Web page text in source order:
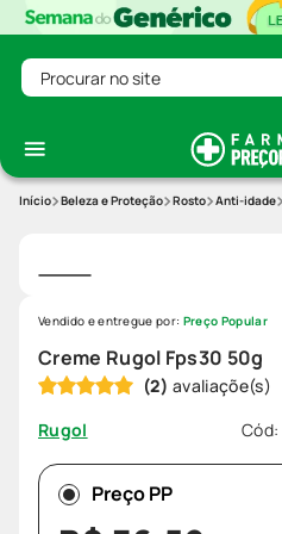
Procurar no site
Beleza e Proteção Rosto Anti-idade
Creme Rugol Fps30 50g
(2)
Rugol
Cód:
Vendido e entregue por: Preço Popular
Preço PP